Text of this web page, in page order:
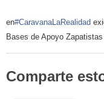
en#CaravanaLaRealidad
Bases de Apoyo Zapatistas
Comparte